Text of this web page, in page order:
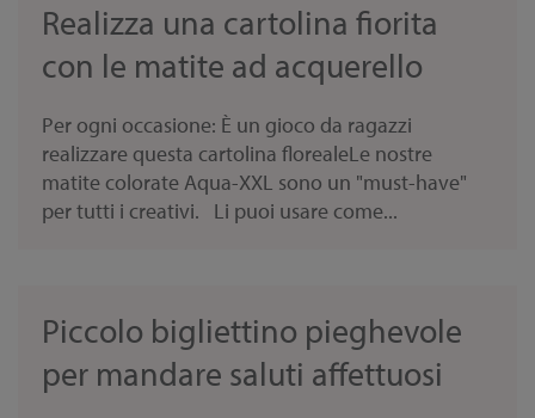
Realizza una cartolina fiorita
con le matite ad acquerello
Per ogni occasione: È un gioco da ragazzi
realizzare questa cartolina florealeLe nostre
matite colorate Aqua-XXL sono un "must-have"
per tutti i creativi. Li puoi usare come...
Piccolo bigliettino pieghevole
per mandare saluti affettuosi